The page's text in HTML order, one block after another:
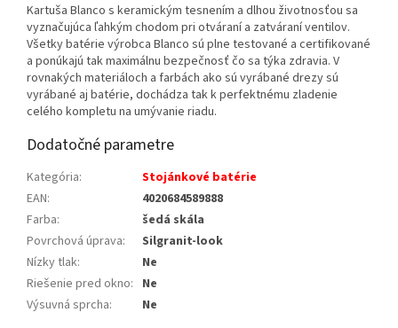
Kartuša Blanco s keramickým tesnením a dlhou životnosťou sa
vyznačujúca ľahkým chodom pri otváraní a zatváraní ventilov.
Všetky batérie výrobca Blanco sú plne testované a certifikované
a ponúkajú tak maximálnu bezpečnosť čo sa týka zdravia. V
rovnakých materiáloch a farbách ako sú vyrábané drezy sú
vyrábané aj batérie, dochádza tak k perfektnému zladenie
celého kompletu na umývanie riadu.
Dodatočné parametre
Kategória:
Stojánkové batérie
EAN:
4020684589888
Farba:
šedá skála
Povrchová úprava:
Silgranit-look
Nízky tlak:
Ne
Riešenie pred okno: Ne
Výsuvná sprcha: Ne